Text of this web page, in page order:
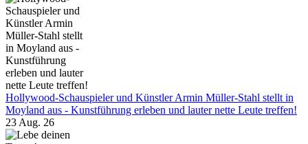
Hollywood-Schauspieler und Künstler Armin Müller-Stahl stellt in
Moyland aus - Kunstführung erleben und lauter nette Leute treffen!
23 Aug. 26